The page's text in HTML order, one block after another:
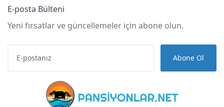
E-posta Bülteni
Yeni fırsatlar ve güncellemeler için abone olun.
Abone Ol